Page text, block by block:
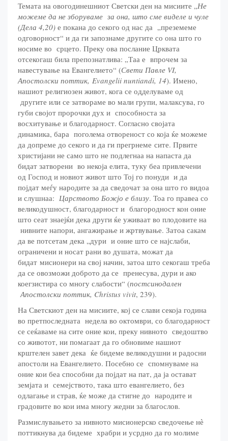
Темата на овогодинешниот Светски ден на мисиите „Не
можеме да не зборуваме за она, што сме виделе и чуле
(Дела 4,20) е покана до секого од нас да „преземеме
одговорност“ и да ги запознаме другите со она што го
носиме во срцето. Преку ова послание Црквата
отсекогаш била препознатлива: „Таа е впрочем за
навестување на Евангелието“ (Свети Павле VI,
Апостолски поттик, Evangelii nuntiandi, 14). Имено,
нашиот религиозен живот, кога се одделуваме од
другите или се затвораме во мали групи, малаксува, го
губи својот пророчки дух и способноста за
восхитување и благодарност. Согласно својата
динамика, бара поголема отвореност со која ќе можеме
да допреме до секого и да ги прегрнеме сите. Првите
христијани не само што не подлегнаа на напаста да
бидат затворени во некоја елита, туку беа привлечени
од Господ и новиот живот што Тој го понуди и да
појдат меѓу народите за да сведочат за она што го видоа
и слушнаа: Царството Божјо е близу. Тоа го правеа со
великодушност, благодарност и благородност кон оние
што сеат знаејќи дека други ќе уживаат во плодовите на
нивните напори, ангажирање и жртвување. Затоа сакам
да ве потсетам дека „дури и оние што се најслаби,
ограничени и носат рани во душата, можат да
бидат мисионери на свој начин, затоа што секогаш треба
да се овозможи доброто да се пренесува, дури и ако
коегзистира со многу слабости“ (постсинодален
Апостолски поттик, Christus vivit, 239).
На Светскиот ден на мисиите, кој се слави секоја година
во претпоследната недела во октомври, со благодарност
се сеќаваме на сите оние кои, преку нивното сведоштво
со животот, ни помагаат да го обновиме нашиот
крштелен завет дека ќе бидеме великодушни и радосни
апостоли на Евангелието. Посебно се спомнуваме на
оние кои беа способни да појдат на пат, да ја остават
земјата и семејството, така што евангелието, без
одлагање и страв, ќе може да стигне до народите и
градовите во кои има многу жедни за благослов.
Размислувањето за нивното мисионерско сведочење нѐ
поттикнува да бидеме храбри и усрдно да го молиме